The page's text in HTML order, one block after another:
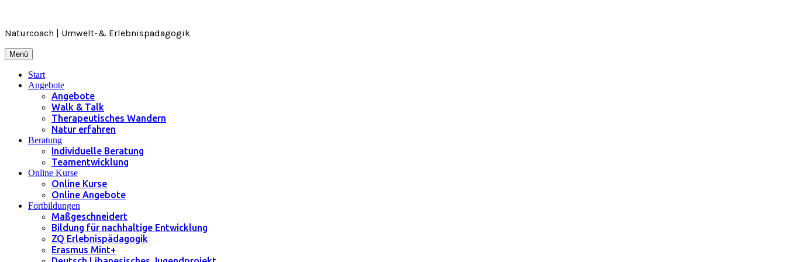
springen
Naturcoach | Umwelt-& Erlebnispädagogik
Menü
Start
Angebote
Angebote
Walk & Talk
Therapeutisches Wandern
Natur erfahren
Beratung
Individuelle Beratung
Teamentwicklung
Online Kurse
Online Kurse
Online Angebote
Fortbildungen
Maßgeschneidert
Bildung für nachhaltige Entwicklung
ZQ Erlebnispädagogik
Erasmus Mint+